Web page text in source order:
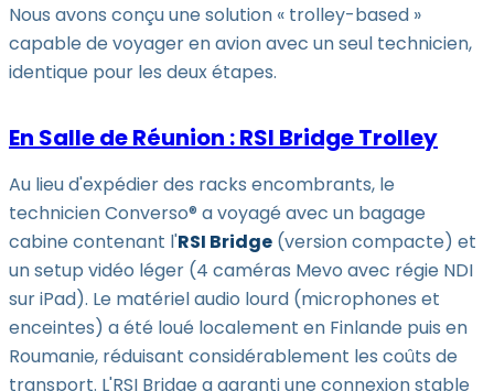
Nous avons conçu une solution « trolley-based »
capable de voyager en avion avec un seul technicien,
identique pour les deux étapes.
En Salle de Réunion : RSI Bridge Trolley
Au lieu d'expédier des racks encombrants, le
technicien Converso® a voyagé avec un bagage
cabine contenant l'RSI Bridge (version compacte) et
un setup vidéo léger (4 caméras Mevo avec régie NDI
sur iPad). Le matériel audio lourd (microphones et
enceintes) a été loué localement en Finlande puis en
Roumanie, réduisant considérablement les coûts de
transport. L'RSI Bridge a garanti une connexion stable